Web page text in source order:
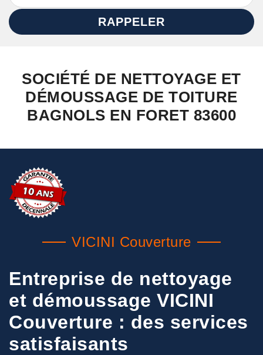
SOCIÉTÉ DE NETTOYAGE ET
DÉMOUSSAGE DE TOITURE
BAGNOLS EN FORET 83600
VICINI Couverture
Entreprise de nettoyage
et démoussage VICINI
Couverture : des services
satisfaisants